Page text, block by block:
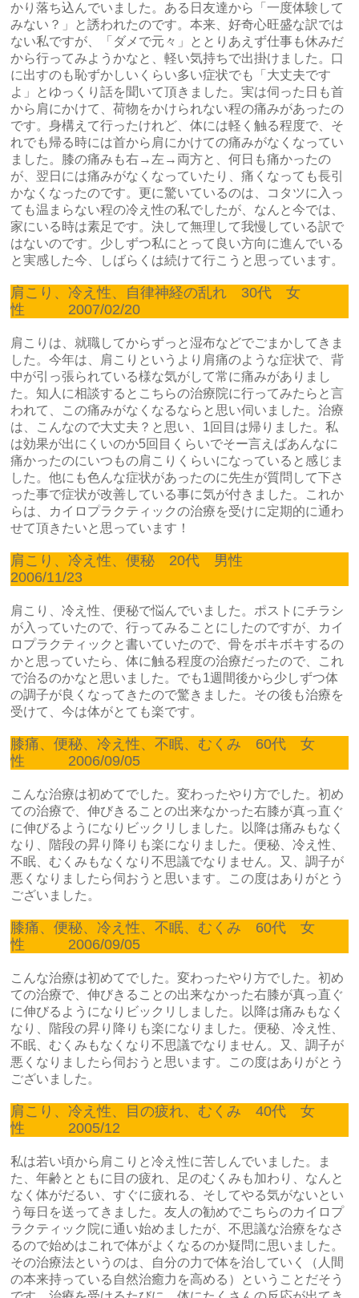
かり落ち込んでいました。ある日友達から「一度体験して
みない？」と誘われたのです。本来、好奇心旺盛な訳では
ない私ですが、「ダメで元々」ととりあえず仕事も休みだ
から行ってみようかなと、軽い気持ちで出掛けました。口
に出すのも恥ずかしいくらい多い症状でも「大丈夫です
よ」とゆっくり話を聞いて頂きました。実は伺った日も首
から肩にかけて、荷物をかけられない程の痛みがあったの
です。身構えて行ったけれど、体には軽く触る程度で、そ
れでも帰る時には首から肩にかけての痛みがなくなってい
ました。膝の痛みも右→左→両方と、何日も痛かったの
が、翌日には痛みがなくなっていたり、痛くなっても長引
かなくなったのです。更に驚いているのは、コタツに入っ
ても温まらない程の冷え性の私でしたが、なんと今では、
家にいる時は素足です。決して無理して我慢している訳で
はないのです。少しずつ私にとって良い方向に進んでいる
と実感した今、しばらくは続けて行こうと思っています。
肩こり、冷え性、自律神経の乱れ 30代 女
性 2007/02/20
肩こりは、就職してからずっと湿布などでごまかしてきま
した。今年は、肩こりというより肩痛のような症状で、背
中が引っ張られている様な気がして常に痛みがありまし
た。知人に相談するとこちらの治療院に行ってみたらと言
われて、この痛みがなくなるならと思い伺いました。治療
は、こんなので大丈夫？と思い、1回目は帰りました。私
は効果が出にくいのか5回目くらいでそー言えばあんなに
痛かったのにいつもの肩こりくらいになっていると感じま
した。他にも色んな症状があったのに先生が質問して下さ
った事で症状が改善している事に気が付きました。これか
らは、カイロプラクティックの治療を受けに定期的に通わ
せて頂きたいと思っています！
肩こり、冷え性、便秘 20代 男性
2006/11/23
肩こり、冷え性、便秘で悩んでいました。ポストにチラシ
が入っていたので、行ってみることにしたのですが、カイ
ロプラクティックと書いていたので、骨をボキボキするの
かと思っていたら、体に触る程度の治療だったので、これ
で治るのかなと思いました。でも1週間後から少しずつ体
の調子が良くなってきたので驚きました。その後も治療を
受けて、今は体がとても楽です。
膝痛、便秘、冷え性、不眠、むくみ 60代 女
性 2006/09/05
こんな治療は初めてでした。変わったやり方でした。初め
ての治療で、伸びきることの出来なかった右膝が真っ直ぐ
に伸びるようになりビックリしました。以降は痛みもなく
なり、階段の昇り降りも楽になりました。便秘、冷え性、
不眠、むくみもなくなり不思議でなりません。又、調子が
悪くなりましたら伺おうと思います。この度はありがとう
ございました。
膝痛、便秘、冷え性、不眠、むくみ 60代 女
性 2006/09/05
こんな治療は初めてでした。変わったやり方でした。初め
ての治療で、伸びきることの出来なかった右膝が真っ直ぐ
に伸びるようになりビックリしました。以降は痛みもなく
なり、階段の昇り降りも楽になりました。便秘、冷え性、
不眠、むくみもなくなり不思議でなりません。又、調子が
悪くなりましたら伺おうと思います。この度はありがとう
ございました。
肩こり、冷え性、目の疲れ、むくみ 40代 女
性 2005/12
私は若い頃から肩こりと冷え性に苦しんでいました。ま
た、年齢とともに目の疲れ、足のむくみも加わり、なんと
なく体がだるい、すぐに疲れる、そしてやる気がないとい
う毎日を送ってきました。友人の勧めでこちらのカイロプ
ラクティック院に通い始めましたが、不思議な治療をなさ
るので始めはこれで体がよくなるのか疑問に思いました。
その治療法というのは、自分の力で体を治していく（人間
の本来持っている自然治癒力を高める）ということだそう